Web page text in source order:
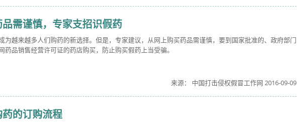
品需谨慎，专家支招识假药
为越来越多人们购药的新选择。但是，专家建议，从网上购买药品需谨慎，要到国家批准的、政府部门
药品销售经营许可证的药店购买，防止购买假药上当受骗。
来源： 中国打击侵权假冒工作网 2016-09-09
药的订购流程